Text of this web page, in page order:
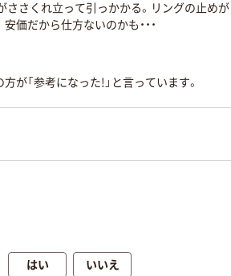
ささくれ立って引っかかる。リングの止め
価だから仕方ないのかも・・・
が「参考になった!」と言っています。
はい いいえ